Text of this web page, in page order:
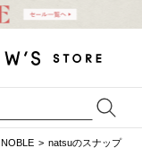
NOBLE natsuのスナップ